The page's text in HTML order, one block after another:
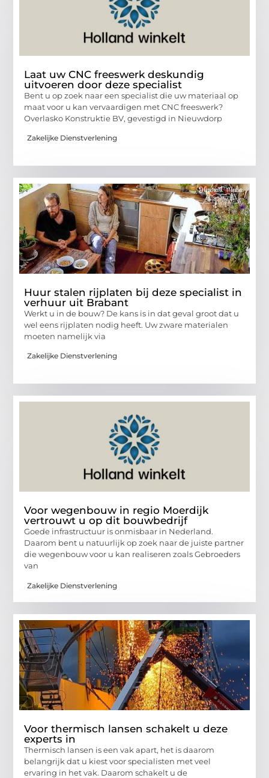
Laat uw CNC freeswerk deskundig
uitvoeren door deze specialist
Bent u op zoek naar een specialist die uw materiaal op
maat voor u kan vervaardigen met CNC freeswerk?
Overlasko Konstruktie BV, gevestigd in Nieuwdorp
Zakelijke Dienstverlening
Huur stalen rijplaten bij deze specialist in
verhuur uit Brabant
Werkt u in de bouw? De kans is in dat geval groot dat u
wel eens rijplaten nodig heeft. Uw zware materialen
moeten namelijk via
Zakelijke Dienstverlening
Voor wegenbouw in regio Moerdijk
vertrouwt u op dit bouwbedrijf
Goede infrastructuur is onmisbaar in Nederland.
Daarom bent u natuurlijk op zoek naar de juiste partner
die wegenbouw voor u kan realiseren zoals Gebroeders
van
Zakelijke Dienstverlening
Voor thermisch lansen schakelt u deze
experts in
Thermisch lansen is een vak apart, het is daarom
belangrijk dat u kiest voor specialisten met veel
ervaring in het vak. Daarom schakelt u de